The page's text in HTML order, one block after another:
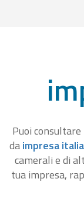
Puoi
daimpresa italia
camerali e di
tua impresa,